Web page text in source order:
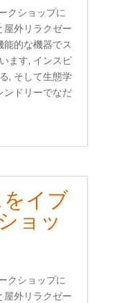
クショップに
屋外リラクゼー
能的な機器でス
ます, インスピ
, そして生態学
ンドリーでなだ
イブ
ョッ
クショップに
屋外リラクゼー